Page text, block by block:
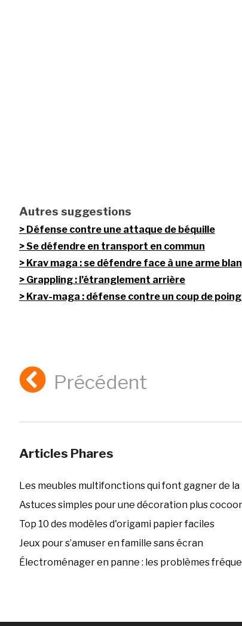
Autres suggestions
Défense contre une attaque de béquille
Se défendre en transport en commun
Krav maga : se défendre face à une arme
Grappling : l’étranglement arrière
Krav-maga : défense contre un coup de
Précédent
Articles Phares
Les meubles multifonctions qui font gagner de la
Astuces simples pour une décoration plus
Top 10 des modèles d'origami papier faciles
Jeux pour s’amuser en famille sans écran
Électroménager en panne : les problèmes